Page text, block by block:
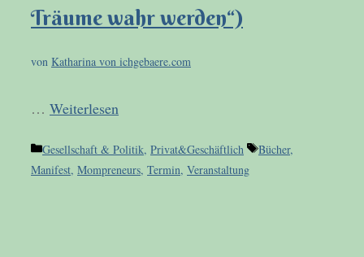
Träume wahr werden“)
von Katharina von ichgebaere.com
… Weiterlesen
Kategorien
Gesellschaft & Politik, Privat&Geschäftlich Schlagwörter
Bücher,
Manifest, Mompreneurs, Termin, Veranstaltung